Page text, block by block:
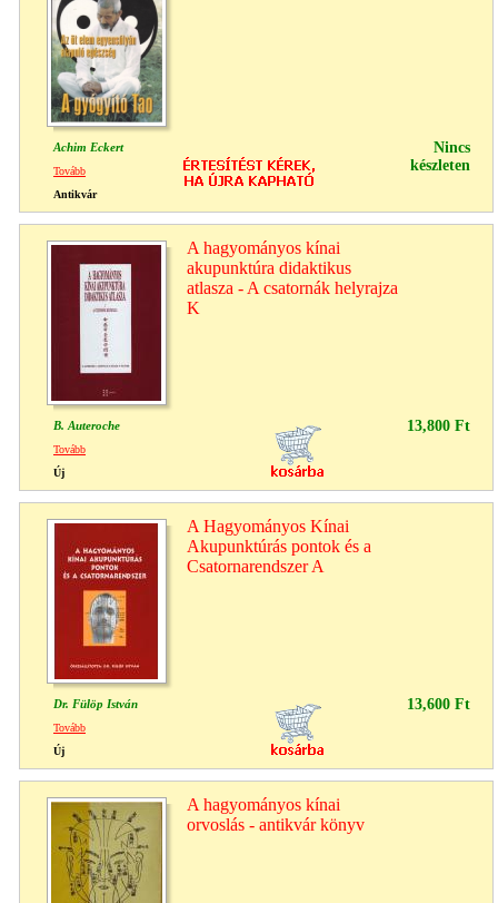
Achim Eckert
Nincs
készleten
Tovább
Antikvár
A hagyományos kínai
akupunktúra didaktikus
atlasza - A csatornák helyrajza
K
B. Auteroche 13,800 Ft
Tovább
Új
A Hagyományos Kínai
Akupunktúrás pontok és a
Csatornarendszer A
Dr. Fülöp István 13,600 Ft
Tovább
Új
A hagyományos kínai
orvoslás - antikvár könyv